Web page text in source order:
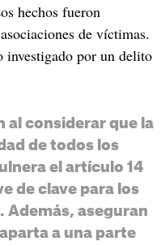
hechos fueron
de víctimas.
investigado por un delito
al considerar que la
de todos los
el artículo 14
de clave para los
Además, aseguran
a una parte